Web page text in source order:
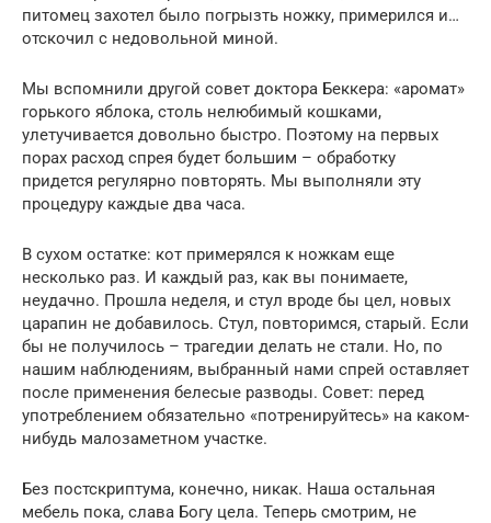
питомец захотел было погрызть ножку, примерился и…
отскочил с недовольной миной.
Мы вспомнили другой совет доктора Беккера: «аромат»
горького яблока, столь нелюбимый кошками,
улетучивается довольно быстро. Поэтому на первых
порах расход спрея будет большим – обработку
придется регулярно повторять. Мы выполняли эту
процедуру каждые два часа.
В сухом остатке: кот примерялся к ножкам еще
несколько раз. И каждый раз, как вы понимаете,
неудачно. Прошла неделя, и стул вроде бы цел, новых
царапин не добавилось. Стул, повторимся, старый. Если
бы не получилось – трагедии делать не стали. Но, по
нашим наблюдениям, выбранный нами спрей оставляет
после применения белесые разводы. Совет: перед
употреблением обязательно «потренируйтесь» на каком-
нибудь малозаметном участке.
Без постскриптума, конечно, никак. Наша остальная
мебель пока, слава Богу цела. Теперь смотрим, не